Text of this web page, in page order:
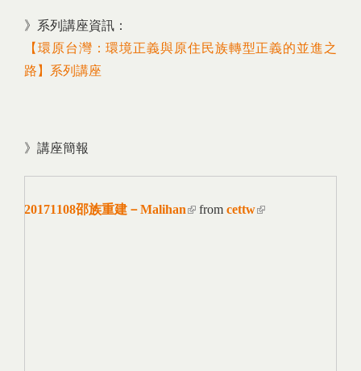
》系列講座資訊：
【環原台灣：環境正義與原住民族轉型正義的並進之
路】系列講座
》講座簡報
20171108邵族重建－Malihan(link is external)
from cettw(link is